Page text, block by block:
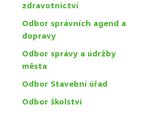
zdravotnictví
Odbor správních agend a
dopravy
Odbor správy a údržby
města
Odbor Stavební úřad
Odbor školství